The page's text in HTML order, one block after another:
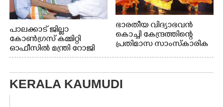
പാലക്കാട് ജില്ലാ
കോൺഗ്രസ് കമ്മിറ്റി
ഓഫീസിൽ മന്ത്രി റോജി
എം ജോണിന്
ഭാരതീയ വിദ്യാഭവൻ
കൊച്ചി കേന്ദ്രത്തിന്റെ
പ്രതിമാസ സാംസ്കാരിക
വിദ്യാഭവൻ സർദാർ
പട്ടേൽ സഭാഗൃഹത്തിൽ
എം. അക്ഷതയുടെ
KERALA KAUMUDI